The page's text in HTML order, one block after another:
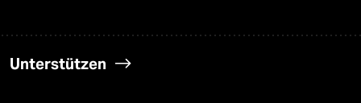
Unterstützen